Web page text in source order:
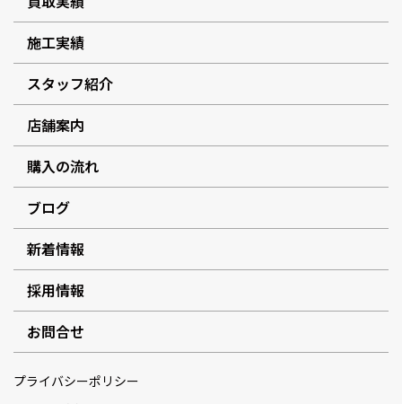
施工実績
スタッフ紹介
店舗案内
購入の流れ
ブログ
新着情報
採用情報
お問合せ
プライバシーポリシー